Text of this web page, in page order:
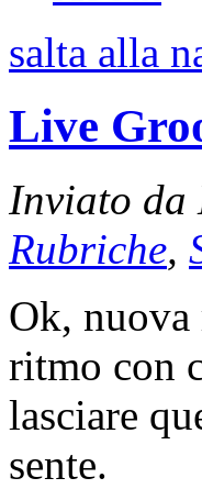
salta alla
Live
Inviato da
Rubriche,
Ok,
ritmo con
lasciare
sente.